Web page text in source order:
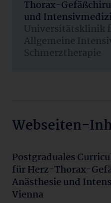
Thorax-
und
Universitätsklinik
Allgemeine
Schmerztherapie
Webseiten-
Postgraduales
für Herz-Thorax-
Anästhesie und
Vienna